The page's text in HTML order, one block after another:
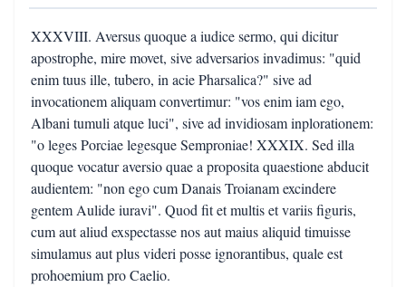
XXXVIII. Aversus quoque a iudice sermo, qui dicitur
apostrophe, mire movet, sive adversarios invadimus: "quid
enim tuus ille, tubero, in acie Pharsalica?" sive ad
invocationem aliquam convertimur: "vos enim iam ego,
Albani tumuli atque luci", sive ad invidiosam inplorationem:
"o leges Porciae legesque Semproniae! XXXIX. Sed illa
quoque vocatur aversio quae a proposita quaestione abducit
audientem: "non ego cum Danais Troianam excindere
gentem Aulide iuravi". Quod fit et multis et variis figuris,
cum aut aliud exspectasse nos aut maius aliquid timuisse
simulamus aut plus videri posse ignorantibus, quale est
prohoemium pro Caelio.